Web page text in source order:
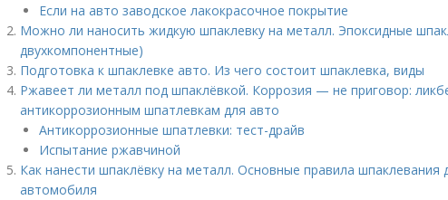
Если на авто заводское лакокрасочное покрытие
Можно ли наносить жидкую шпаклевку на металл. Эпоксидные
двухкомпонентные)
Подготовка к шпаклевке авто. Из чего состоит шпаклевка, виды
Ржавеет ли металл под шпаклёвкой. Коррозия — не приговор:
антикоррозионным шпатлевкам для авто
Антикоррозионные шпатлевки: тест-драйв
Испытание ржавчиной
Как нанести шпаклёвку на металл. Основные правила шпаклевания
автомобиля